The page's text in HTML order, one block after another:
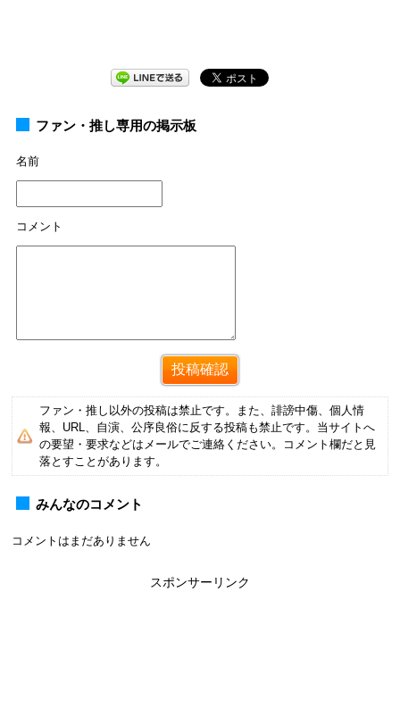
ファン・推し専用の掲示板
名前
コメント
ファン・推し以外の投稿は禁止です。また、誹謗中傷、個人情
報、URL、自演、公序良俗に反する投稿も禁止です。当サイトへ
の要望・要求などはメールでご連絡ください。コメント欄だと見
落とすことがあります。
みんなのコメント
コメントはまだありません
スポンサーリンク